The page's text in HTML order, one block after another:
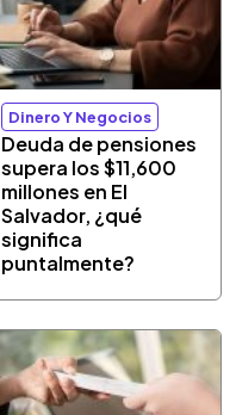
Dinero Y Negocios
Deuda de pensiones
supera los $11,600
millones en El
Salvador, ¿qué
significa
puntalmente?